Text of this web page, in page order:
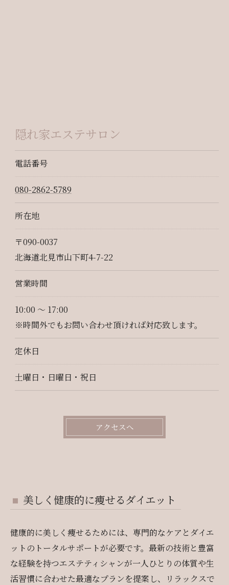
隠れ家エステサロン
電話番号
080-2862-5789
所在地
〒090-0037
北海道北見市山下町4-7-22
営業時間
10:00 ～ 17:00
※時間外でもお問い合わせ頂ければ対応致します。
定休日
土曜日・日曜日・祝日
アクセスへ
美しく健康的に痩せるダイエット
健康的に美しく痩せるためには、専門的なケアとダイエ
ットのトータルサポートが必要です。最新の技術と豊富
な経験を持つエステティシャンが一人ひとりの体質や生
活習慣に合わせた最適なプランを提案し、リラックスで